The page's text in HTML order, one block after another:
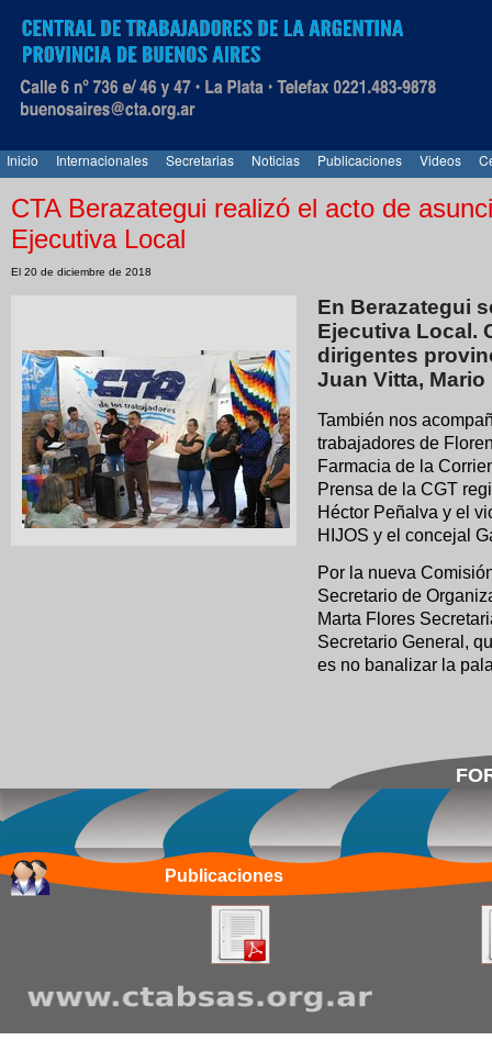
Inicio Internacionales Secretarias Noticias Publicaciones Videos
CTA Berazategui realizó el acto de
Ejecutiva Local
El 20 de diciembre de 2018
En Berazategui
Ejecutiva Local.
dirigentes
Juan Vitta,
También nos
trabajadores de
Farmacia de la
Prensa de la CGT
Héctor Peñalva y el
HIJOS y el concejal
Por la nueva
Secretario de
Marta Flores
Secretario General,
es no banalizar la
Publicaciones